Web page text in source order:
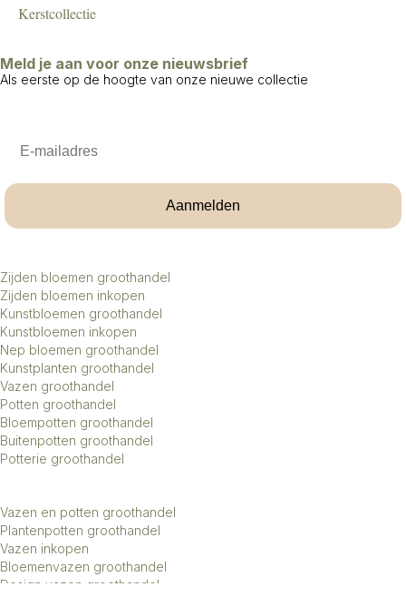
Kerstcollectie
Meld je aan voor onze nieuwsbrief
Als eerste op de hoogte van onze nieuwe collectie
Aanmelden
Zijden bloemen groothandel
Zijden bloemen inkopen
Kunstbloemen groothandel
Kunstbloemen inkopen
Nep bloemen groothandel
Kunstplanten groothandel
Vazen groothandel
Potten groothandel
Bloempotten groothandel
Buitenpotten groothandel
Potterie groothandel
Vazen en potten groothandel
Plantenpotten groothandel
Vazen inkopen
Bloemenvazen groothandel
Design vazen groothandel